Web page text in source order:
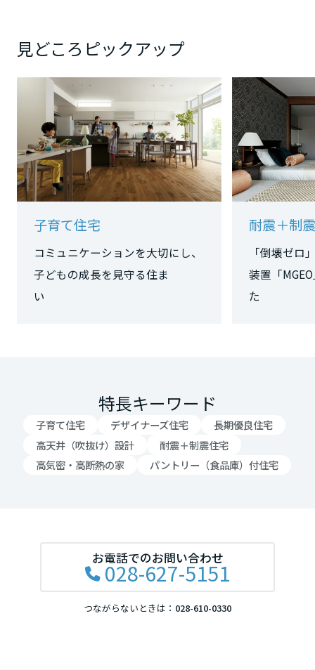
見どころピックアップ
子育て住宅
コミュニケーションを大切にし、
子どもの成長を見守る住ま
い
耐震＋制
「倒壊ゼロ
装置「
た
特長キーワード
子育て住宅 デザイナーズ住宅
長期優良住宅
高天井（吹抜け）設計
耐震＋制震住宅
高気密・高断熱の家
パントリー（食品庫）付住宅
お電話でのお問い合わせ
028-627-5151
つながらないときは： 028-610-0330
兵庫県
奈良県
和歌山県
中国・四国エリア
広島県